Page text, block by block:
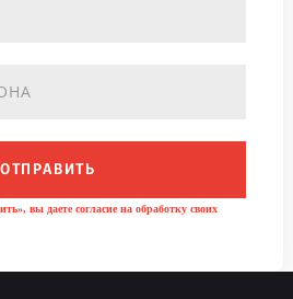
ОТПРАВИТЬ
вы даете согласие на обработку своих